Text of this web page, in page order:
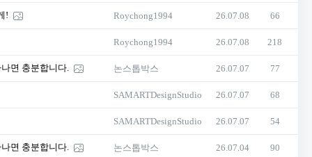
! Roychong1994 26.07.08 66
Roychong1994 26.07.08 218
면 충분합니다. 논스톱박스 26.07.07 77
SAMARTDesignStudio 26.07.07 68
SAMARTDesignStudio 26.07.07 54
면 충분합니다. 논스톱박스 26.07.04 90